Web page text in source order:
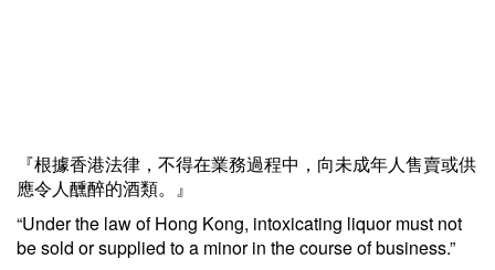
『根據香港法律，不得在業務過程中，向未成年人售賣或供
應令人醺醉的酒類。』
“Under the law of Hong Kong, intoxicating liquor must not
be sold or supplied to a minor in the course of business.”